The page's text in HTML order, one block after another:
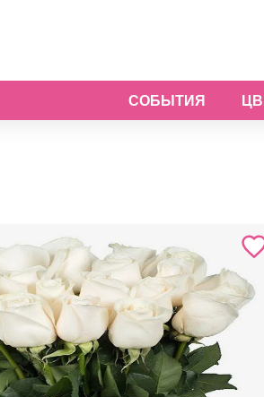
СОБЫТИЯ